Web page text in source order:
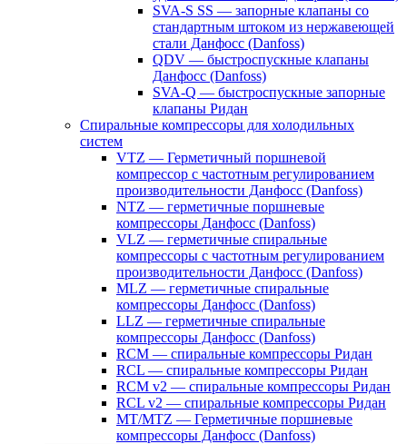
SVA-S SS — запорные клапаны со
стандартным штоком из нержавеющей
стали Данфосс (Danfoss)
QDV — быстроспускные клапаны
Данфосс (Danfoss)
SVA-Q — быстроспускные запорные
клапаны Ридан
Спиральные компрессоры для холодильных
систем
VTZ — Герметичный поршневой
компрессор с частотным регулированием
производительности Данфосс (Danfoss)
NTZ — герметичные поршневые
компрессоры Данфосс (Danfoss)
VLZ — герметичные спиральные
компрессоры с частотным регулированием
производительности Данфосс (Danfoss)
MLZ — герметичные спиральные
компрессоры Данфосс (Danfoss)
LLZ — герметичные спиральные
компрессоры Данфосс (Danfoss)
RCM — спиральные компрессоры Ридан
RCL — спиральные компрессоры Ридан
RCM v2 — спиральные компрессоры Ридан
RCL v2 — спиральные компрессоры Ридан
MT/MTZ — Герметичные поршневые
компрессоры Данфосс (Danfoss)